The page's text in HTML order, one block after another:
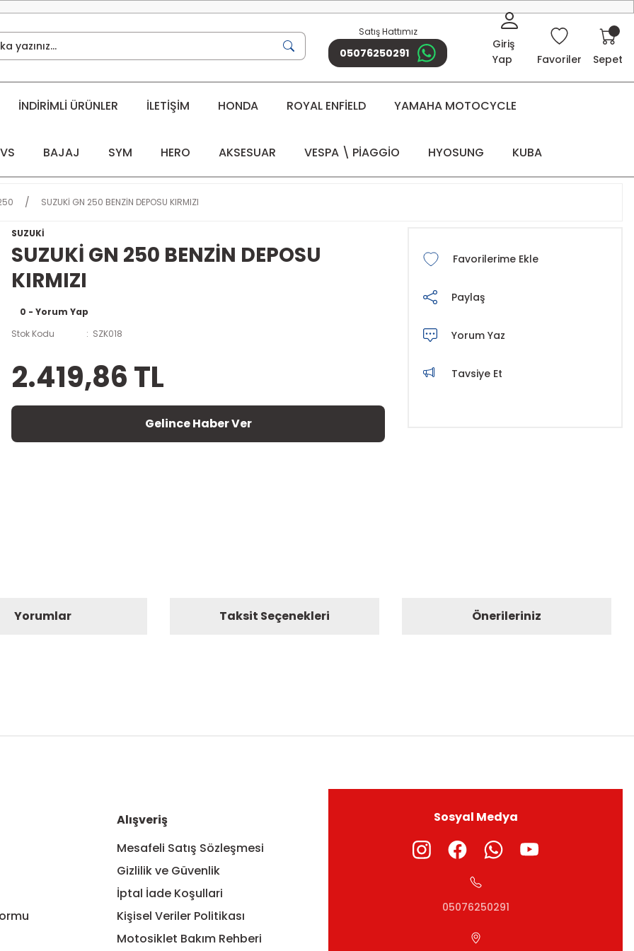
Satış Hattımız
05076250291
Giriş
Yap
Favoriler Sepet
İNDİRİMLİ ÜRÜNLER İLETİŞİM HONDA ROYAL ENFİELD YAMAHA MOTOCYCLE
BAJAJ SYM HERO AKSESUAR VESPA \ PİAGGİO HYOSUNG KUBA
SUZUKİ GN 250 BENZİN DEPOSU KIRMIZI
SUZUKİ
SUZUKİ GN 250 BENZİN DEPOSU
KIRMIZI
0 - Yorum Yap
Stok Kodu
SZK018
2.419,86 TL
Gelince Haber Ver
Paylaş
Yorum Yaz
Tavsiye Et
Yorumlar Taksit Seçenekleri Önerileriniz
Alışveriş
Mesafeli Satış Sözleşmesi
Gizlilik ve Güvenlik
İptal İade Koşullari
Kişisel Veriler Politikası
Motosiklet Bakım Rehberi
Sosyal Medya
05076250291